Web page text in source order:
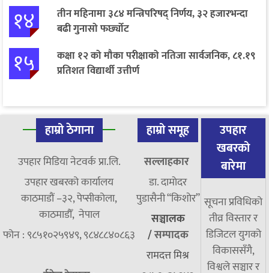
१४
तीन महिनामा ३८४ मन्त्रिपरिषद् निर्णय, ३२ हजारभन्दा
बढी गुनासो फर्छ्योट
१५
कक्षा १२ को मौका परीक्षाको नतिजा सार्वजनिक, ८१.१९
प्रतिशत विद्यार्थी उत्तीर्ण
हाम्रो ठेगाना
उपहार मिडिया नेटवर्क प्रा.लि.
उपहार खबरको कार्यालय
काठमाडौं –३२, पेप्सीकोला,
काठमाडौँ, नेपाल
फोन : ९८५१०२५९४९, ९८४८८४०८६३
हाम्रो समूह
सल्लाहकार
डा. दामाेदर
पुडासैनी “किशाेर”
सञ्चालक
/सम्पादक
रामदत्त मिश्र
उपहार
खबरको
बारेमा
सूचना प्रविधिको
तीव्र विस्तार र
डिजिटल युगको
विकाससँगै,
विश्वले सञ्चार र